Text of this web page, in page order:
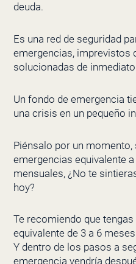
deuda.
Es una red de seguridad
emergencias, imprevistos
solucionadas de
Un fondo de emergencia
una crisis en un pequeño
Piénsalo por un
emergencias equivalente
mensuales, ¿No te
hoy?
Te recomiendo que
equivalente de 3 a 6
Y dentro de los pasos a
emergencia vendría